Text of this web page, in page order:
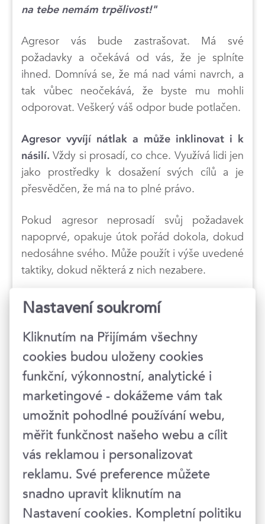
na tebe nemám trpělivost!"
Agresor vás bude zastrašovat. Má své
požadavky a očekává od vás, že je splníte
ihned. Domnívá se, že má nad vámi navrch, a
tak vůbec neočekává, že byste mu mohli
odporovat. Veškerý váš odpor bude potlačen.
Agresor vyvíjí nátlak a může inklinovat i k
násilí. Vždy si prosadí, co chce. Využívá lidi jen
jako prostředky k dosažení svých cílů a je
přesvědčen, že má na to plné právo.
Pokud agresor neprosadí svůj požadavek
napoprvé, opakuje útok pořád dokola, dokud
nedosáhne svého. Může použít i výše uvedené
taktiky, dokud některá z nich nezabere.
Jak se bránit manipulaci?
Prvním krokem je poznat, že s vámi někdo
manipuluje. Indikátorem jsou nepříjemné
pocity, které ve vás druhá osoba vyvolává.
Pokud máte pocit, že je na vás vyvíjen tlak, pak
tomu tak většinou je. Neslibujte, co nechcete,
a nedělejte, co nechcete.
Více se dozvíte v kurzu
Rozpoznejte
manipulaci s Danielem Štroblem
Komunikační dovednosti
Nastavení soukromí
Kliknutím na Přijímám všechny
cookies budou uloženy cookies
funkční, výkonnostní, analytické i
marketingové - dokážeme vám tak
umožnit pohodlné používání webu,
měřit funkčnost našeho webu a cílit
vás reklamou i personalizovat
reklamu. Své preference můžete
snadno upravit kliknutím na
Nastavení cookies. Kompletní politiku